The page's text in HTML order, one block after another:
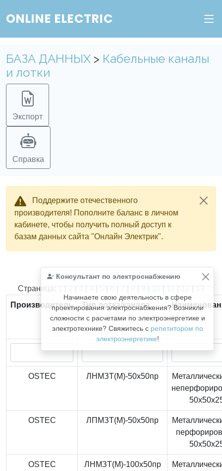
ONLINE ELECTRIC
БАЗА ДАННЫХ > Кабельные каналы
и лотки
Экспорт
Справка
Поддержите отечественного
производителя! Пополните баланс в личном
кабинете, чтобы получить полный доступ к
базам данных сайта "Онлайн Электрик".
Консультант по электроснабжению
Начинаете свою деятельность в сфере
проектирования электроснабжения? Возникли
сложности с расчетами по электроэнергетике и
электротехнике? Свяжитесь с репетитором по
электроэнергетике!
Найдено366из366записей.
Страница: 1 | 2 | 3 | 4 | 5 | 6 | 7 | 8 | 9 | 10 | 11 | 12 | 13
Производитель
Тип лотка/канала
OSTEC ЛНМЗТ(М)-50x50пр
OSTEC ЛПМЗТ(М)-50x50пр
OSTEC ЛНМЗТ(М)-100x50пр